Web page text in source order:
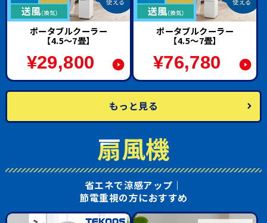
ポータブルクーラー
【4.5～7畳】
¥29,800
ポータブルクーラー
【4.5～7畳】
¥76,780
もっと見る
扇風機
省エネで涼感アップ｜
節電重視の方におすすめ